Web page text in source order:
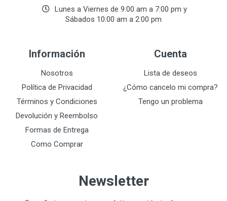
Lunes a Viernes de 9:00 am a 7:00 pm y
Sábados 10:00 am a 2:00 pm
Información
Nosotros
Política de Privacidad
Términos y Condiciones
Devolución y Reembolso
Formas de Entrega
Como Comprar
Cuenta
Lista de deseos
¿Cómo cancelo mi compra?
Tengo un problema
Newsletter